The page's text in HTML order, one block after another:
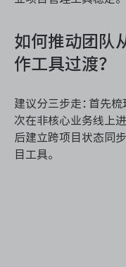
如何推动团队
作工具过渡？
建议分三步走：首先
次在非核心业务线上
后建立跨项目状态同
目工具。